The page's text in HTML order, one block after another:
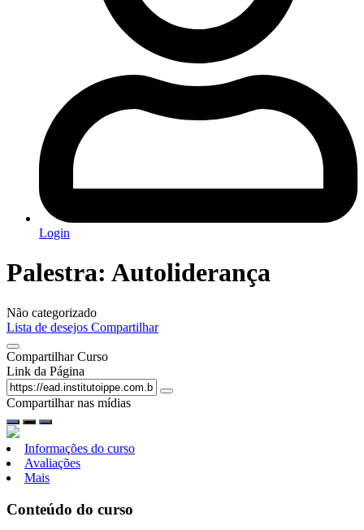
Login
Palestra: Autoliderança
Não categorizado
Lista de desejos Compartilhar
Compartilhar Curso
Link da Página
Compartilhar nas mídias
Informações do curso
Avaliações
Mais
Conteúdo do curso